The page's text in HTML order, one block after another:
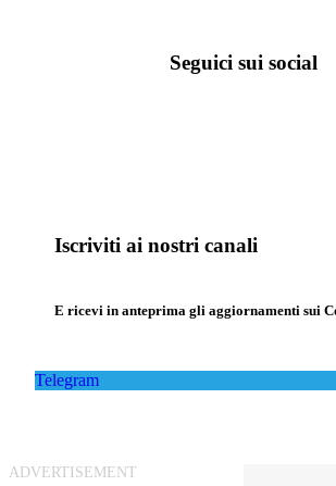
Seguici sui social
Iscriviti ai nostri canali
E ricevi in anteprima gli aggiornamenti sui
Telegram